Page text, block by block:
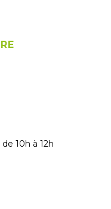
10h à 12h